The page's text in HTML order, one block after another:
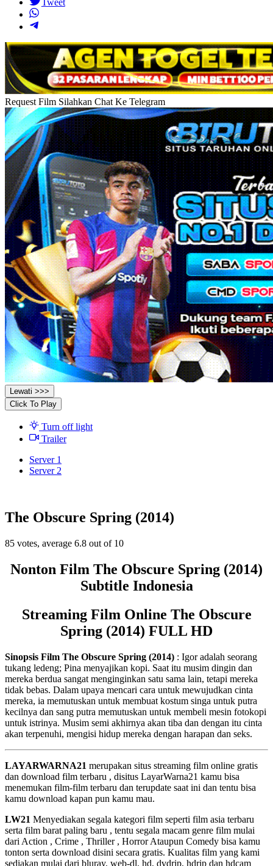
Tweet
Request Film Silahkan Chat Ke Telegram
Lewati >>>
Click To Play
Turn off light
Trailer
Server 1
Server 2
The Obscure Spring (2014)
85 votes, average 6.8 out of 10
Nonton Film The Obscure Spring (2014)
Subtitle Indonesia
Streaming Film Online The Obscure
Spring (2014) FULL HD
Sinopsis Film The Obscure Spring (2014) : Igor adalah seorang
tukang ledeng; Pina menyajikan kopi. Saat itu musim dingin dan
mereka berdua sangat menginginkan satu sama lain, tetapi mereka
tidak bebas. Dalam upaya mencari cara untuk mewujudkan cinta
mereka, ia memutuskan untuk membuat kostum singa untuk putra
kecilnya dan sang putra memutuskan untuk membeli mesin fotokopi
untuk istrinya. Musim semi akhirnya akan tiba dan dengan itu cinta
akan terpenuhi, mengisi hidup mereka dengan harapan dan seks.
LAYARWARNA21 merupakan situs streaming film online gratis
dan download film terbaru , disitus LayarWarna21 kamu bisa
menemukan film-film terbaru dan terupdate saat ini dan tentu bisa
kamu download kapan pun kamu mau.
LW21 Menyediakan segala kategori film seperti film asia terbaru
serta film barat paling baru , tentu segala macam genre film mulai
dari Action , Crime , Thriller , Horror Ataupun Comedy bisa kamu
tonton serta download disini secara gratis. Kualitas film yang kami
sediakan mulai dari bluray, web-dl, hd, dvdrip, hdrip dan hdcam